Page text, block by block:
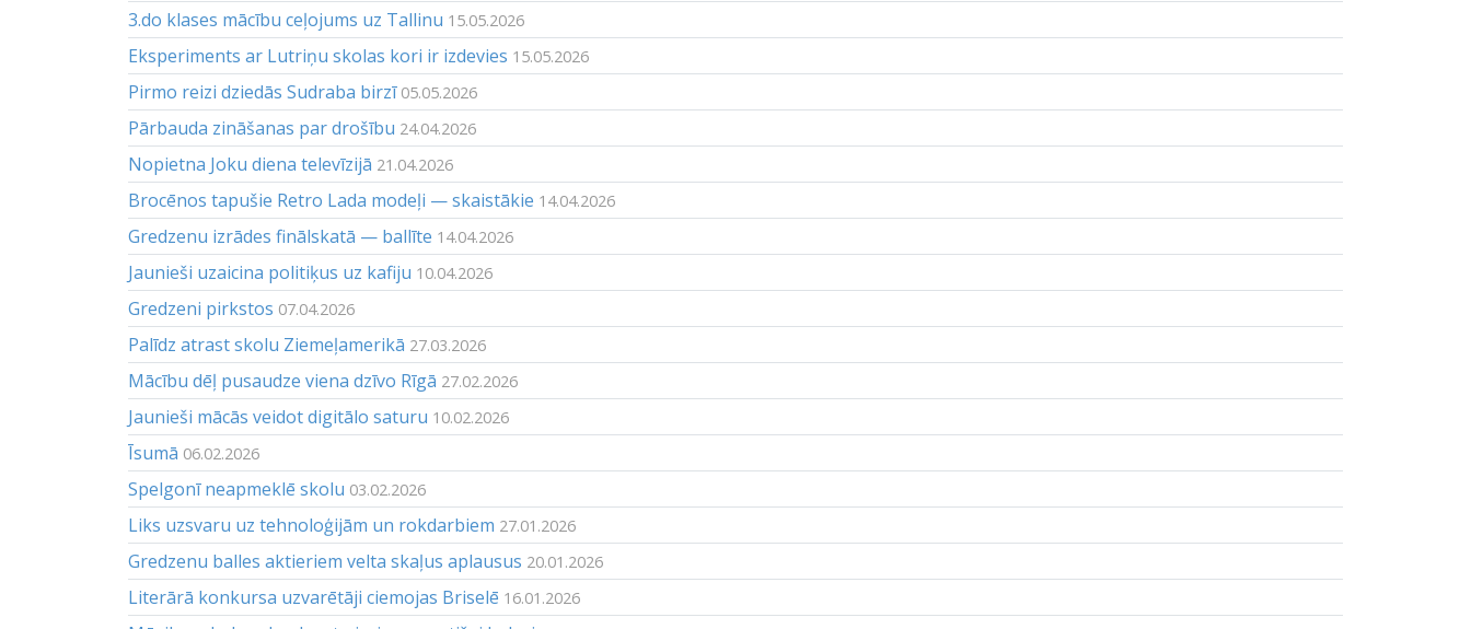
3.do klases mācību ceļojums uz Tallinu 15.05.2026
Eksperiments ar Lutriņu skolas kori ir izdevies 15.05.2026
Pirmo reizi dziedās Sudraba birzī 05.05.2026
Pārbauda zināšanas par drošību 24.04.2026
Nopietna Joku diena televīzijā 21.04.2026
Brocēnos tapušie Retro Lada modeļi — skaistākie 14.04.2026
Gredzenu izrādes finālskatā — ballīte 14.04.2026
Jaunieši uzaicina politiķus uz kafiju 10.04.2026
Gredzeni pirkstos 07.04.2026
Palīdz atrast skolu Ziemeļamerikā 27.03.2026
Mācību dēļ pusaudze viena dzīvo Rīgā 27.02.2026
Jaunieši mācās veidot digitālo saturu 10.02.2026
Īsumā 06.02.2026
Spelgonī neapmeklē skolu 03.02.2026
Liks uzsvaru uz tehnoloģijām un rokdarbiem 27.01.2026
Gredzenu balles aktieriem velta skaļus aplausus 20.01.2026
Literārā konkursa uzvarētāji ciemojas Briselē 16.01.2026